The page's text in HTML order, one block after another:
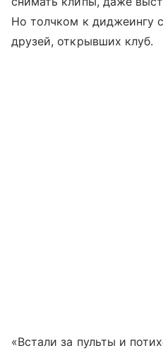
Но толчком к диджеингу
друзей, открывших клуб.
«Встали за пульты и